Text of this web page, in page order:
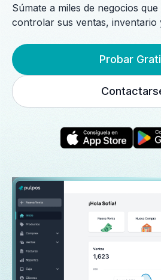
Súmate a miles de negocios
controlar sus ventas,
Probar